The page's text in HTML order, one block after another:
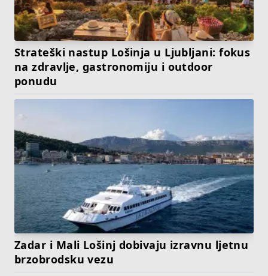
Strateški nastup Lošinja u Ljubljani: fokus
na zdravlje, gastronomiju i outdoor
ponudu
Zadar i Mali Lošinj dobivaju izravnu ljetnu
brzobrodsku vezu